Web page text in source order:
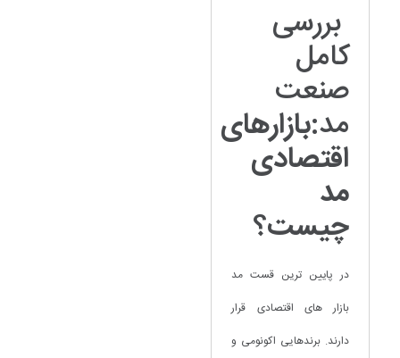
بررسی
کامل
صنعت
مد:بازارهای
اقتصادی
مد
چیست؟
در پایین ترین قست مد
بازار های اقتصادی قرار
دارند. برندهایی اکونومی و